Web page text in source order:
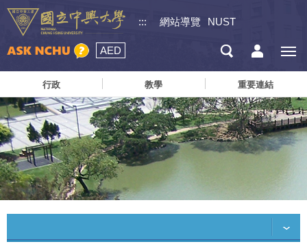
::: 網站導覽 NUST
AED
行政 教學 重要連結